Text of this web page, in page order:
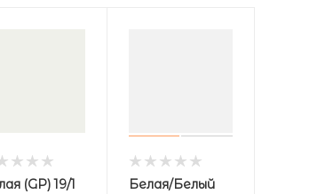
(GP) 19/1
Белая/Белый